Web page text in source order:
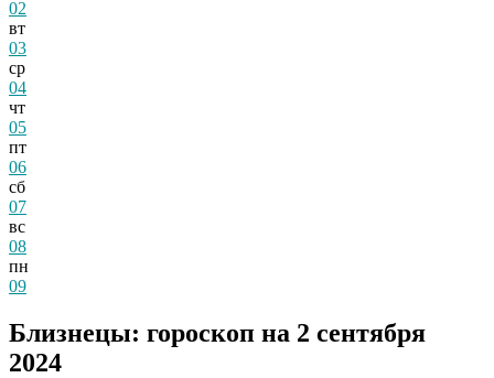
02
вт
03
ср
04
чт
05
пт
06
сб
07
вс
08
пн
09
Близнецы: гороскоп на 2 сентября
2024